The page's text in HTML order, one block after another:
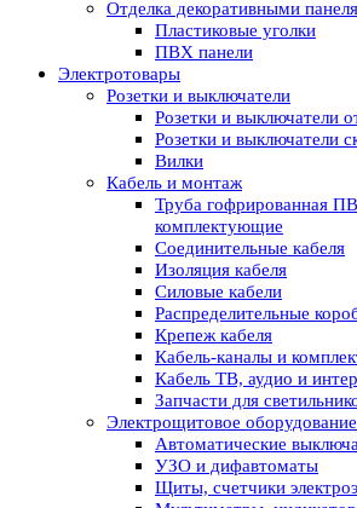
Отделка декоративными
Пластиковые уголки
ПВХ панели
Электротовары
Розетки и выключатели
Розетки и выключатели
Розетки и выключатели
Вилки
Кабель и монтаж
Труба гофрированная
комплектующие
Соединительные кабеля
Изоляция кабеля
Силовые кабели
Распределительные
Крепеж кабеля
Кабель-каналы и
Кабель ТВ, аудио и
Запчасти для
Электрощитовое оборудование
Автоматические
УЗО и дифавтоматы
Щиты, счетчики